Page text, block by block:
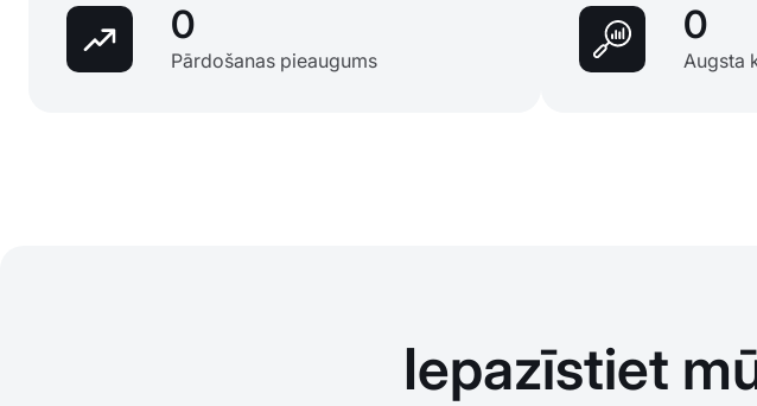
0
Pārdošanas pieaugums
0
Augsta
Iepazīstiet